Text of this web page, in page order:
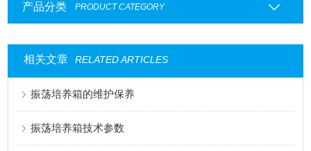
产品分类 PRODUCT CATEGORY
相关文章 RELATED ARTICLES
振荡培养箱的维护保养
振荡培养箱技术参数